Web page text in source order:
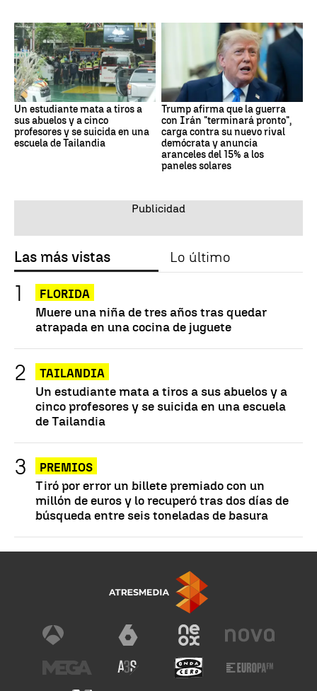
Un estudiante mata a tiros a
sus abuelos y a cinco
profesores y se suicida en una
escuela de Tailandia
Trump afirma que la guerra
con Irán "terminará pronto",
carga contra su nuevo rival
demócrata y anuncia
aranceles del 15% a los
paneles solares
Las más vistas Lo último
FLORIDA
Muere una niña de tres años tras quedar
atrapada en una cocina de juguete
TAILANDIA
Un estudiante mata a tiros a sus abuelos y a
cinco profesores y se suicida en una escuela
de Tailandia
PREMIOS
Tiró por error un billete premiado con un
millón de euros y lo recuperó tras dos días de
búsqueda entre seis toneladas de basura